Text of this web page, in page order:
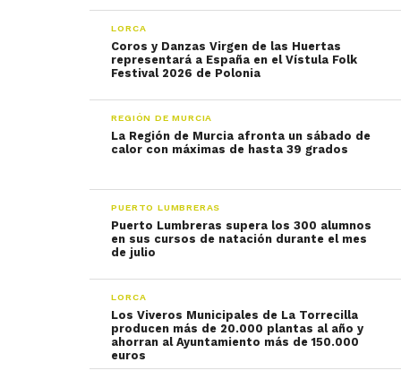
LORCA
Coros y Danzas Virgen de las Huertas
representará a España en el Vístula Folk
Festival 2026 de Polonia
REGIÓN DE MURCIA
La Región de Murcia afronta un sábado de
calor con máximas de hasta 39 grados
PUERTO LUMBRERAS
Puerto Lumbreras supera los 300 alumnos
en sus cursos de natación durante el mes
de julio
LORCA
Los Viveros Municipales de La Torrecilla
producen más de 20.000 plantas al año y
ahorran al Ayuntamiento más de 150.000
euros